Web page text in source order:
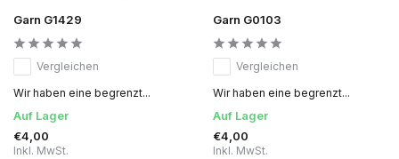
Garn G1429
Vergleichen
Wir haben eine begrenzt...
Auf Lager
€4,00
Inkl. MwSt.
Garn G0103
Vergleichen
Wir haben eine begrenzt...
Auf Lager
€4,00
Inkl. MwSt.